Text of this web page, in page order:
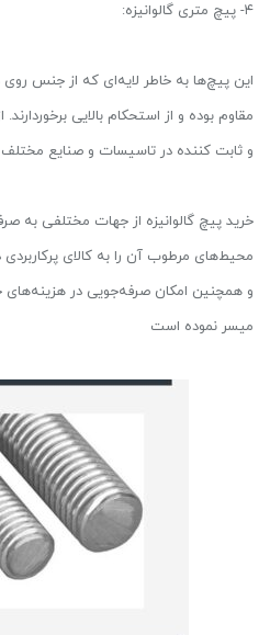
۴- پیچ متری گالوانیزه:
این پیچ‌ها به خاطر لایه‌ای که از جنس روی
مقاوم بوده و از استحکام بالایی
و ثابت کننده در تاسیسات و صنایع
خرید پیچ گالوانیزه از جهات مختلفی به
محیط‌های مرطوب آن را به کالای
و همچنین امکان صرفه‌جویی در هزینه‌های
میسر نموده است